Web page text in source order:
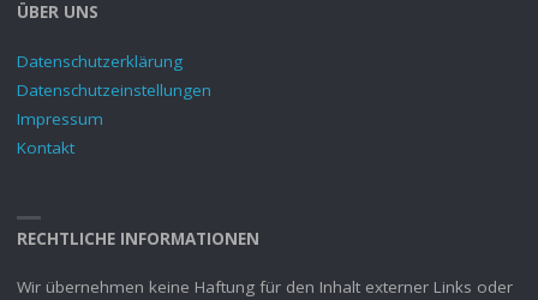
ÜBER UNS
Datenschutzerklärung
Datenschutzeinstellungen
Impressum
Kontakt
RECHTLICHE INFORMATIONEN
Wir übernehmen keine Haftung für den Inhalt externer Links oder